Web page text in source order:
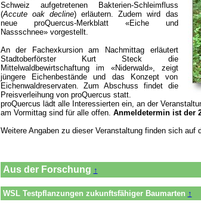
Schweiz aufgetretenen Bakterien-Schleimfluss
(Accute oak decline) erläutern. Zudem wird das
neue proQuercus-Merkblatt «Eiche und
Nassschnee» vorgestellt.
An der Fachexkursion am Nachmittag erläutert
Stadtoberförster Kurt Steck die
Mittelwaldbewirtschaftung im «Niderwald», zeigt
jüngere Eichenbestände und das Konzept von
Eichenwaldreservaten. Zum Abschuss findet die
Preisverleihung von proQuercus statt.
proQuercus lädt alle Interessierten ein, an der
am Vormittag sind für alle offen. Anmeldetermin ist der
Weitere Angaben zu dieser Veranstaltung finden sich auf
Aus der Forschung ↑
WSL Testpflanzungen zukunftsfähiger Baumarten ↑